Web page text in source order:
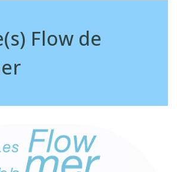
Flow de